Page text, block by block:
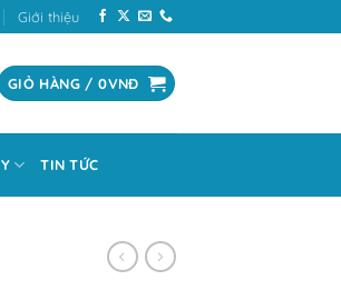
Giới thiệu
GIỎ HÀNG /0VNĐ
TIN TỨC